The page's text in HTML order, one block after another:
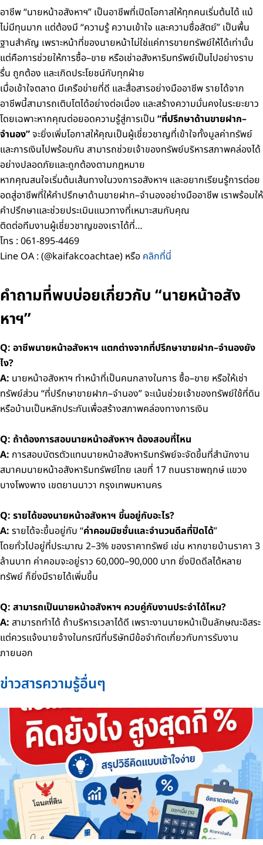
อาชีพ “นายหน้าอสังหาฯ” เป็นอาชีพที่เปิดโอกาสให้ทุกคนเริ่มต้นได้ แม้
ไม่มีทุนมาก แต่ต้องมี “ความรู้ ความเข้าใจ และความซื่อสัตย์” เป็นพื้น
ฐานสำคัญ เพราะหน้าที่ของนายหน้าไม่ใช่แค่การขายทรัพย์ให้ได้เท่านั้น
แต่คือการช่วยให้การซื้อ–ขาย หรือเช่าอสังหาริมทรัพย์เป็นไปอย่างราบ
รื่น ถูกต้อง และเกิดประโยชน์กับทุกฝ่าย
เมื่อเข้าใจตลาด มีเครือข่ายที่ดี และสื่อสารอย่างมืออาชีพรายได้จาก
อาชีพนี้สามารถเติบโตได้อย่างต่อเนื่อง และสร้างความมั่นคงในระยะยาว
โดยเฉพาะหากคุณต่อยอดความรู้สู่การเป็น “ที่ปรึกษาด้านขายฝาก–
จำนอง”จะยิ่งเพิ่มโอกาสให้คุณเป็นผู้เชี่ยวชาญที่เข้าใจทั้งมูลค่าทรัพย์
และการเงินไปพร้อมกัน สามารถช่วยเจ้าของทรัพย์บริหารสภาพคล่องได้
อย่างปลอดภัยและถูกต้องตามกฎหมาย
หากคุณสนใจเริ่มต้นเส้นทางในวงการอสังหาฯ และอยากเรียนรู้การต่อย
อดสู่อาชีพที่ให้คำปรึกษาด้านขายฝาก–จำนองอย่างมืออาชีพ เราพร้อมให้
คำปรึกษาและช่วยประเมินแนวทางที่เหมาะสมกับคุณ
ติดต่อทีมงานผู้เชี่ยวชาญของเราได้ที่…
โทร : 061-895-4469
Line OA : (@kaifakcoachtae) หรือ คลิกที่นี่
คำถามที่พบบ่อยเกี่ยวกับ “นายหน้าอสัง
หาฯ”
Q: อาชีพนายหน้าอสังหาฯ แตกต่างจากที่ปรึกษาขายฝาก–จำนองยัง
ไง?
A: นายหน้าอสังหาฯ ทำหน้าที่เป็นคนกลางในการ ซื้อ–ขาย หรือให้เช่า
ทรัพย์ส่วน “ที่ปรึกษาขายฝาก–จำนอง” จะเน้นช่วยเจ้าของทรัพย์ใช้ที่ดิน
หรือบ้านเป็นหลักประกันเพื่อสร้างสภาพคล่องทางการเงิน
Q: ถ้าต้องการสอบนายหน้าอสังหาฯ ต้องสอบที่ไหน
A: การสอบบัตรตัวแทนนายหน้าอสังหาริมทรัพย์จะจัดขึ้นที่สำนักงาน
สมาคมนายหน้าอสังหาริมทรัพย์ไทย เลขที่ 17 ถนนราชพฤกษ์ แขวง
บางโพงพาง เขตยานนาวา กรุงเทพมหานคร
Q: รายได้ของนายหน้าอสังหาฯ ขึ้นอยู่กับอะไร?
A: รายได้จะขึ้นอยู่กับ “ค่าคอมมิชชั่นและจำนวนดีลที่ปิดได้”
โดยทั่วไปอยู่ที่ประมาณ 2–3% ของราคาทรัพย์ เช่น หากขายบ้านราคา 3
ล้านบาท ค่าคอมจะอยู่ราว 60,000–90,000 บาท ยิ่งปิดดีลได้หลาย
ทรัพย์ ก็ยิ่งมีรายได้เพิ่มขึ้น
Q: สามารถเป็นนายหน้าอสังหาฯ ควบคู่กับงานประจำได้ไหม?
A: สามารถทำได้ ถ้าบริหารเวลาได้ดี เพราะงานนายหน้าเป็นลักษณะอิสระ
แต่ควรแจ้งนายจ้างในกรณีที่บริษัทมีข้อจำกัดเกี่ยวกับการรับงาน
ภายนอก
ข่าวสารความรู้อื่นๆ